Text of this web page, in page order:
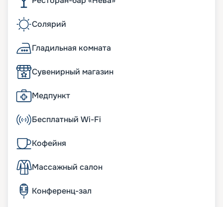
Солярий
Гладильная комната
Сувенирный магазин
Медпункт
Бесплатный Wi-Fi
Кофейня
Массажный салон
Конференц-зал